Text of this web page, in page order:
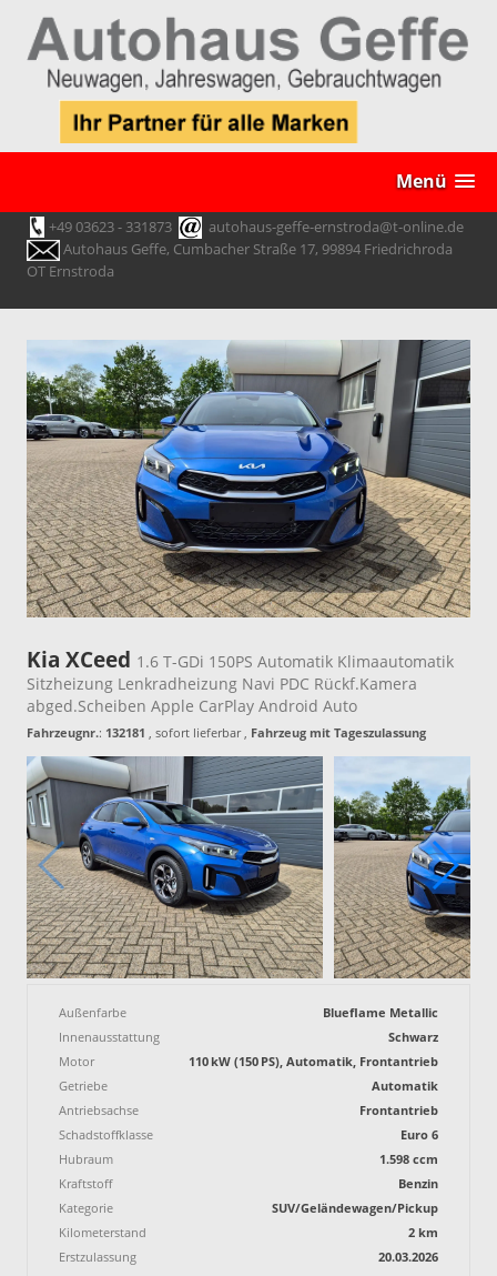
Menü
+49 03623 - 331873
autohaus-geffe-ernstroda@t-online.de
Autohaus Geffe, Cumbacher Straße 17, 99894 Friedrichroda
OT Ernstroda
Kia XCeed 1.6 T-GDi 150PS Automatik Klimaautomatik
Sitzheizung Lenkradheizung Navi PDC Rückf.Kamera
abged.Scheiben Apple CarPlay Android Auto
Fahrzeugnr.: 132181 , sofort lieferbar, Fahrzeug mit Tageszulassung
Außenfarbe
Blueflame Metallic
Innenausstattung
Schwarz
Motor
110 kW (150 PS), Automatik, Frontantrieb
Getriebe
Automatik
Antriebsachse
Frontantrieb
Schadstoffklasse
Euro 6
Hubraum
1.598 ccm
Kraftstoff
Benzin
Kategorie
SUV/Geländewagen/Pickup
Kilometerstand
2 km
Erstzulassung
20.03.2026